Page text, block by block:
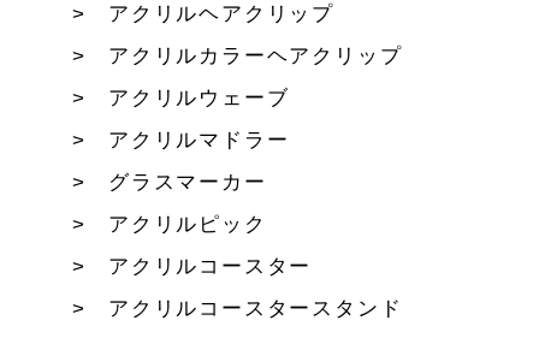
アクリルヘアクリップ
アクリルカラーヘアクリップ
アクリルウェーブ
アクリルマドラー
グラスマーカー
アクリルピック
アクリルコースター
アクリルコースタースタンド